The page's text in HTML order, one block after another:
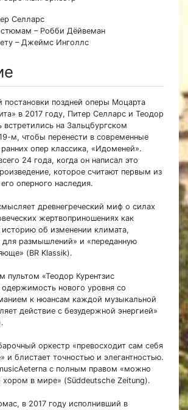
Селларс
– Робби Дёйвеман
– Джеймс Инголлс
постановки поздней оперы Моцарта
в 2017 году, Питер Селларс и Теодор
встретились на Зальцбургском
м, чтобы перенести в современные
опер классика, «Идоменей».
24 года, когда он написал это
которое считают первым из
оперного наследия.
древнегреческий миф о силах
жертвоприношениях как
об изменении климата,
размышлений» и «переданную
(BR Klassik).
пультом «Теодор Курентзис
нового уровня со
к нюансам каждой музыкальной
действие с безудержной энергией»
оркестр «превосходит сам себя
и блистает точностью и элегантностью.
с полным правом «можно
хором в мире» (Süddeutsche Zeitung).
в 2017 году исполнивший в